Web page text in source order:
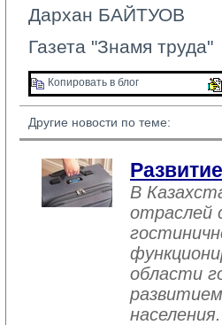
Дархан БАЙТУОВ
Газета "Знамя труда"
Копировать в блог
Другие новости по теме:
В
отраслей
области
населения.